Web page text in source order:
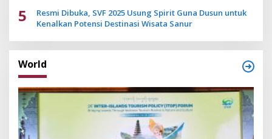
5
Resmi Dibuka, SVF 2025 Usung Spirit Guna Dusun untuk
Kenalkan Potensi Destinasi Wisata Sanur
World